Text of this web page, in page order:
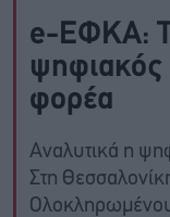
e-ΕΦΚΑ:
ψηφιακός
φορέα
Αναλυτικά η
Στη